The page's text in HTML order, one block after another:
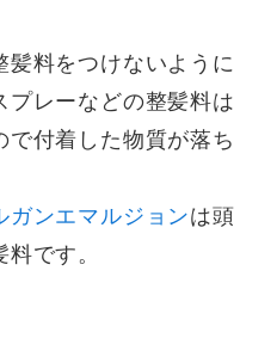
髪料をつけないように
プレーなどの整髪料は
で付着した物質が落ち
ガンエマルジョンは頭
です。